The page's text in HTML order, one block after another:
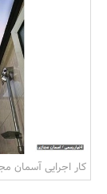
کار اجرایی آسمان